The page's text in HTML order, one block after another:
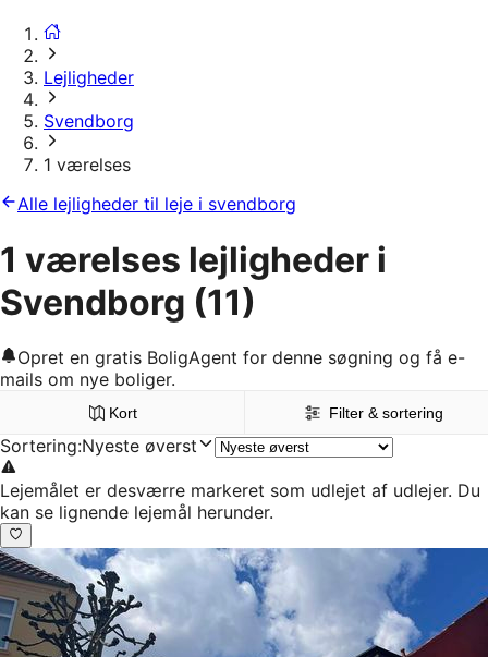
Lejligheder
Svendborg
1 værelses
Alle lejligheder til leje i svendborg
1 værelses lejligheder i
Svendborg (11)
Opret en gratis BoligAgent for denne søgning og få e-
mails om nye boliger.
Kort Filter & sortering
Sortering:Nyeste øverst
Lejemålet er desværre markeret som udlejet af udlejer. Du
kan se lignende lejemål herunder.